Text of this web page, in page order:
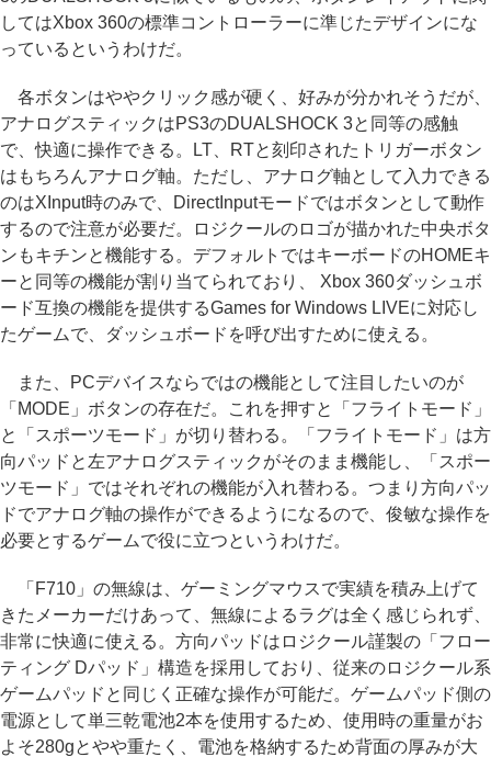
してはXbox 360の標準コントローラーに準じたデザインにな
っているというわけだ。
各ボタンはややクリック感が硬く、好みが分かれそうだが、
アナログスティックはPS3のDUALSHOCK 3と同等の感触
で、快適に操作できる。LT、RTと刻印されたトリガーボタン
はもちろんアナログ軸。ただし、アナログ軸として入力できる
のはXInput時のみで、DirectInputモードではボタンとして動作
するので注意が必要だ。ロジクールのロゴが描かれた中央ボタ
ンもキチンと機能する。デフォルトではキーボードのHOMEキ
ーと同等の機能が割り当てられており、 Xbox 360ダッシュボ
ード互換の機能を提供するGames for Windows LIVEに対応し
たゲームで、ダッシュボードを呼び出すために使える。
また、PCデバイスならではの機能として注目したいのが
「MODE」ボタンの存在だ。これを押すと「フライトモード」
と「スポーツモード」が切り替わる。「フライトモード」は方
向パッドと左アナログスティックがそのまま機能し、「スポー
ツモード」ではそれぞれの機能が入れ替わる。つまり方向パッ
ドでアナログ軸の操作ができるようになるので、俊敏な操作を
必要とするゲームで役に立つというわけだ。
「F710」の無線は、ゲーミングマウスで実績を積み上げて
きたメーカーだけあって、無線によるラグは全く感じられず、
非常に快適に使える。方向パッドはロジクール謹製の「フロー
ティング Dパッド」構造を採用しており、従来のロジクール系
ゲームパッドと同じく正確な操作が可能だ。ゲームパッド側の
電源として単三乾電池2本を使用するため、使用時の重量がお
よそ280gとやや重たく、電池を格納するため背面の厚みが大